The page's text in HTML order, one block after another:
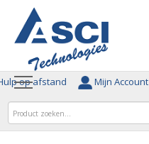
op afstand Mijn Account